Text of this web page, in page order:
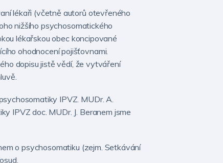
lékaři (včetně autorů otevřeného
nižšího psychosomatického
lékařskou obec koncipované
ohodnocení pojišťovnami.
dopisu jistě vědí, že vytváření
IPVZ. MUDr. A.
IPVZ doc. MUDr. J. Beranem jsme
o psychosomatiku (zejm. Setkávání